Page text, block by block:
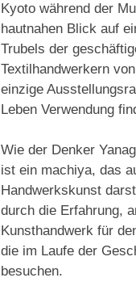
Kyoto während der
hautnahen Blick auf
Trubels der
Textilhandwerkern
einzige
Leben Verwendung
Wie der Denker
ist ein machiya, das
Handwerkskunst
durch die Erfahrung,
Kunsthandwerk für
die im Laufe der
besuchen.